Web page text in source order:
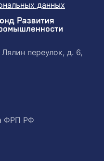
данных
переулок, д. 6,
ФРП РФ